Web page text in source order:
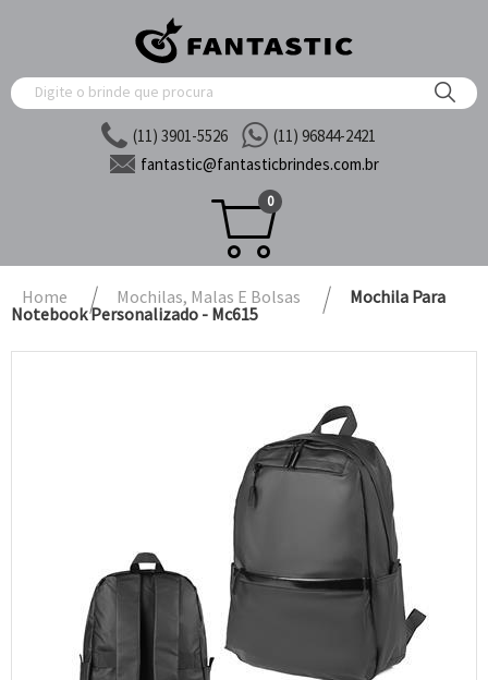
(11) 3901-5526
(11) 96844-2421
fantastic@fantasticbrindes.com.br
0
Home Mochilas, Malas E Bolsas
Mochila Para
Notebook Personalizado - Mc615